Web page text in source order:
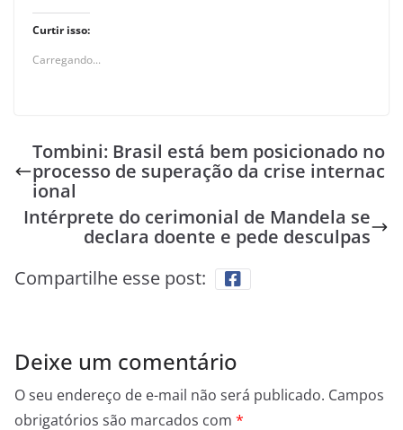
Curtir isso:
Carregando...
Tombini: Brasil está bem posicionado no
processo de superação da crise internac
ional
Intérprete do cerimonial de Mandela se
declara doente e pede desculpas
Compartilhe esse post:
Deixe um comentário
O seu endereço de e-mail não será publicado. Campos
obrigatórios são marcados com *